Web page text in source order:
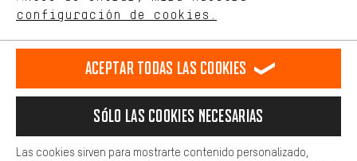
español
ES english
EN Deutsch
DE
RESCINDIR EL CONTRATO Comunidad de Aquisgrán Programa de afiliados
Aviso Legal Protección de datos Condiciones Generales
Plataforma de reportes Reciclaje de baterias
Configuración de las cookies Ajusta el contraste
configuración de cookies.
comportamiento de compra.
Más confort
cookies de comodidad, creamos enlaces a plataformas de redes
sociales. Esto nos permite proporcionarle más contenido e
adicionales que le ayudarán a encontrar los productos adecuados.
preguntas de forma rápida y sencilla.
Aceptar todas las cookies
Sólo las cookies necesarias
Las cookies sirven para mostrarte contenido personalizado,